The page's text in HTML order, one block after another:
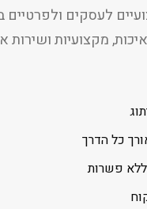
לעסקים
מקצועיות
כל הדרך
ללא פשרות